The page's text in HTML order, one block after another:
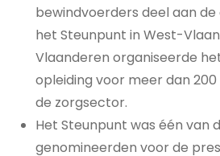
bewindvoerders deel aan
het Steunpunt in West-
Vlaanderen organiseerde
opleiding voor meer dan
de zorgsector.
Het Steunpunt was één van
genomineerden voor de